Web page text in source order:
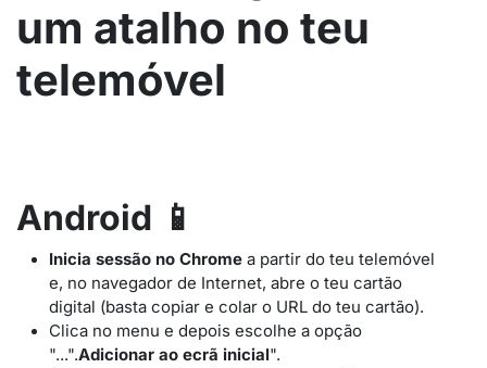
um atalho no teu
telemóvel
Android 📱
Inicia sessão no Chrome a partir do teu telemóvel
e, no navegador de Internet, abre o teu cartão
digital (basta copiar e colar o URL do teu cartão).
Clica no menu e depois escolhe a opção
"...".Adicionar ao ecrã inicial".